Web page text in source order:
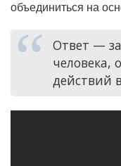
объединиться на
Ответ —
человека,
действий